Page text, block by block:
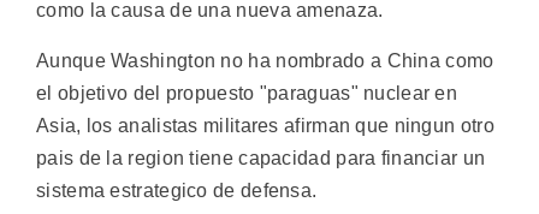
como la causa de una nueva amenaza.
Aunque Washington no ha nombrado a China como
el objetivo del propuesto "paraguas" nuclear en
Asia, los analistas militares afirman que ningun otro
pais de la region tiene capacidad para financiar un
sistema estrategico de defensa.